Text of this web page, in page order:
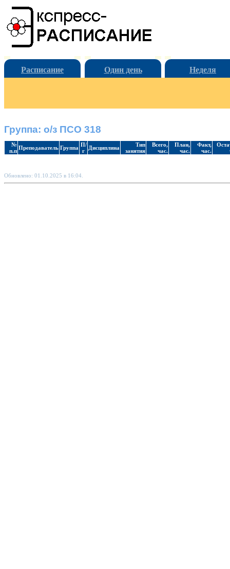
Расписание Один день Неделя
Группа: о/з ПСО 318
№
п.п Преподаватель Группа П/
г
Дисциплина
Тип
занятия
Всего,
час.
План,
час.
Факт,
час.
Обновлено: 01.10.2025 в 16:04.